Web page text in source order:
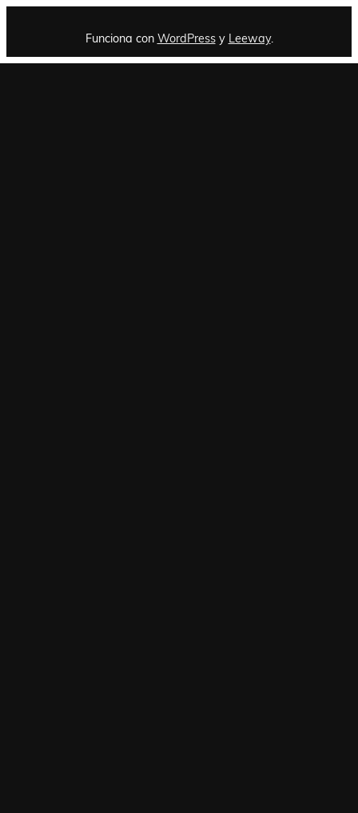
Funciona con WordPressy Leeway.